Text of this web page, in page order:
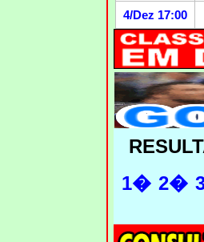
4/Dez 17:00
1� 2�